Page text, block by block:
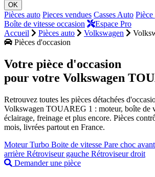
OK
Pièces auto Pieces vendues Casses Auto Pièce
Boîte de vitesse occasion
Espace Pro
Accueil
Pièces auto Volkswagen
Pièces d'occasion
Votre pièce d'occasion
pour votre Volkswagen
Retrouvez toutes les pièces détachées
Volkswagen TOUAREG 1 : moteur, boîte de
éclairage, freinage et plus encore. Pièces
mois, livrées partout en France.
MoteurTurbo Boite de vitesse Pare choc avant
arrière Rétroviseur gauche Rétroviseur droit
Demander une pièce